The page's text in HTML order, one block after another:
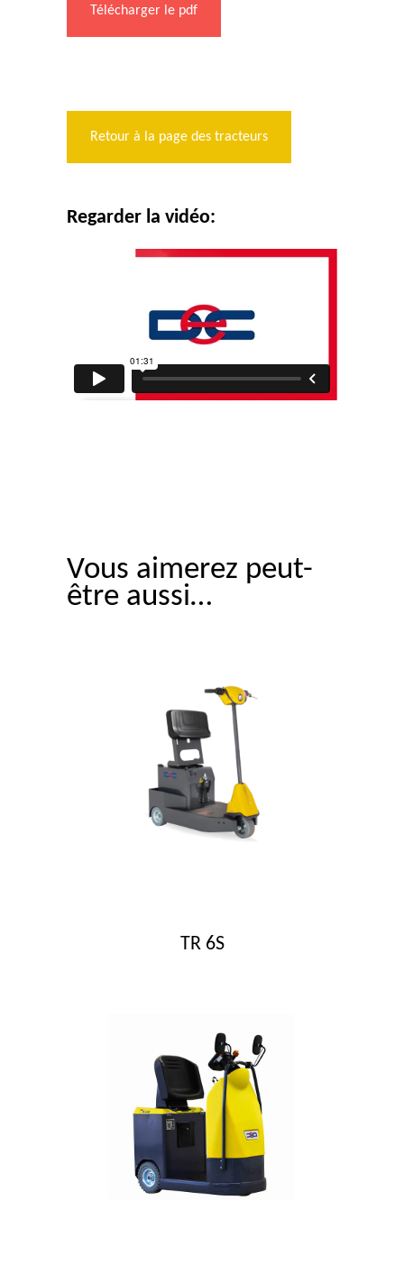
Télécharger le pdf
Retour à la page des tracteurs
Regarder la vidéo:
Vous aimerez peut-
être aussi…
TR 6S